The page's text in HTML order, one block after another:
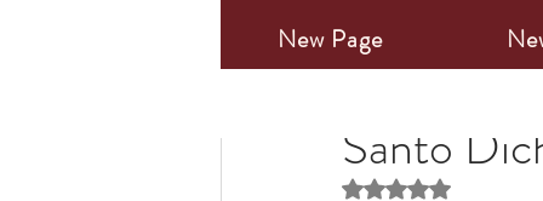
Santo
Obtuvo NaN de 5
New Page